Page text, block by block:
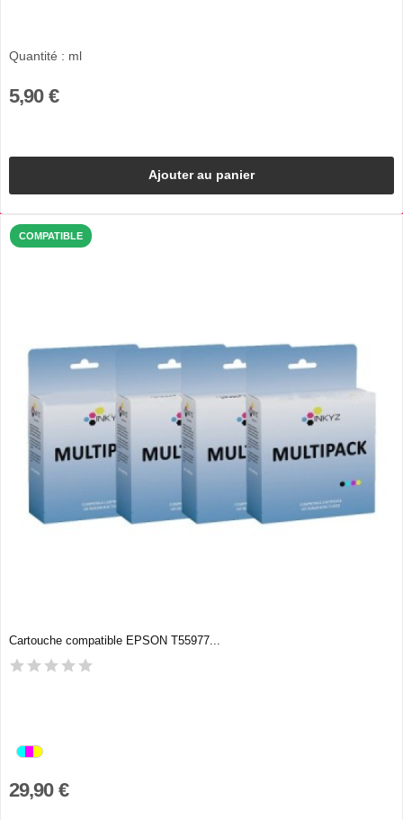
Quantité : ml
5,90 €
Ajouter au panier
COMPATIBLE
Cartouche compatible EPSON T55977...
29,90 €